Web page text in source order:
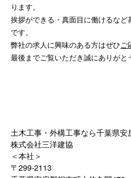
ります。
挨拶ができる・真面目に働けるな
です。
弊社の求人に興味のある方はぜひご
最後までご覧いただき誠にありがと
土木工事・外構工事なら千葉県
株式会社三洋建協
＜本社＞
〒299-2113